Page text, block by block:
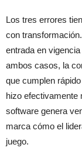
Los tres errores
con
entrada en
ambos casos, la
que cumplen
hizo efectivamente
software genera
marca cómo el
juego.